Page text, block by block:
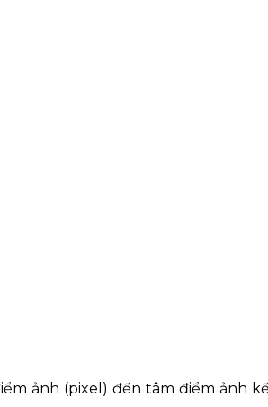
ảnh (pixel) đến tâm điểm ảnh